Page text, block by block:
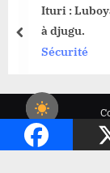
Ituri :
à djugu.
Sécurité
prev
Powered